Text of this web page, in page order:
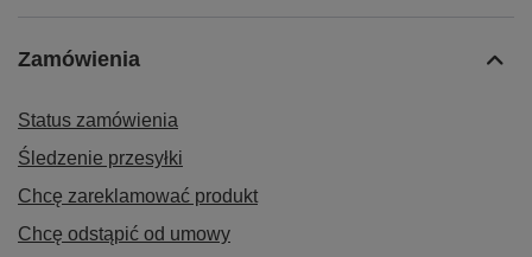
Zamówienia
Status zamówienia
Śledzenie przesyłki
Chcę zareklamować produkt
Chcę odstąpić od umowy